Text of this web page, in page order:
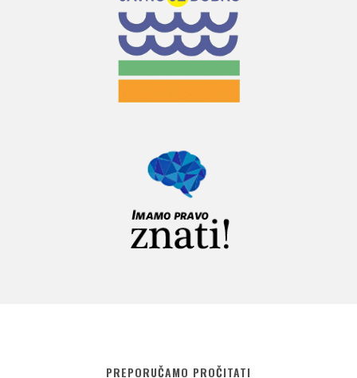
PREPORUČAMO PROČITATI